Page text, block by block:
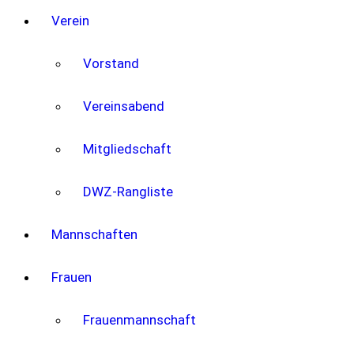
Verein
Vorstand
Vereinsabend
Mitgliedschaft
DWZ-Rangliste
Mannschaften
Frauen
Frauenmannschaft